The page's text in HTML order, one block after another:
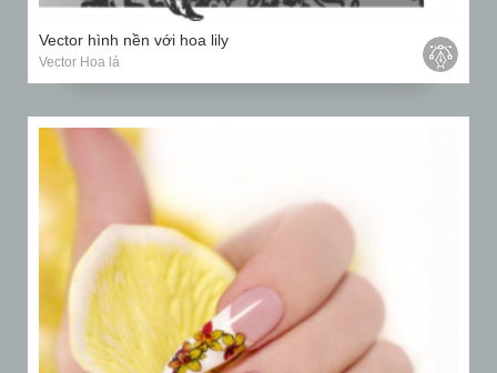
Vector hình nền với hoa lily
Vector Hoa lá